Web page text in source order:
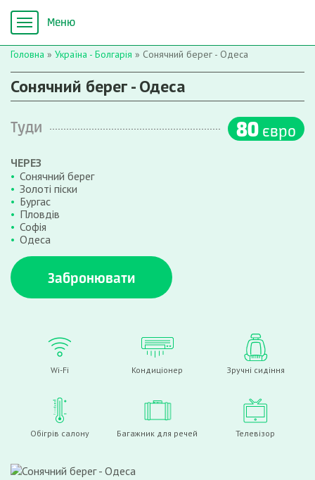
Головна » Україна - Болгарія » Сонячний берег - Одеса
Сонячний берег - Одеса
Туди 80 євро
ЧЕРЕЗ
Сонячний берег
Золоті піски
Бургас
Пловдів
Софія
Одеса
Забронювати
Wi-Fi Кондиціонер Зручні сидіння
Обігрів салону Багажник для речей Телевізор